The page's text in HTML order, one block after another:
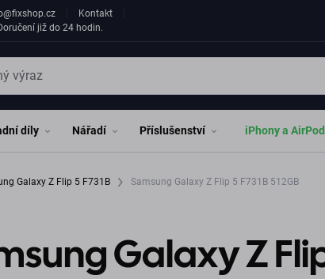
Kontakt
již do 24 hodin.
díly Nářadí Příslušenství iPhony a
Galaxy Z Flip 5 F731B Samsung Galaxy Z Flip 5 F731B 512GB
Galaxy Z Flip